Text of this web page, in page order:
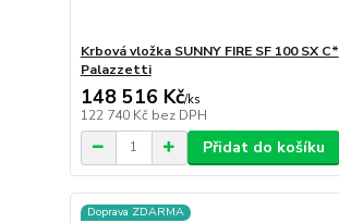
Krbová vložka SUNNY FIRE SF 100 SX C*
Palazzetti
148 516 Kč/ks
122 740 Kč bez DPH
Přidat do košíku
Doprava ZDARMA